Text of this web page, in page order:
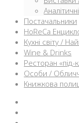
Постачальники
HoReCa
Кухні світу /
Wine & Drinks
Ресторан «під-
Особи /
Книжкова